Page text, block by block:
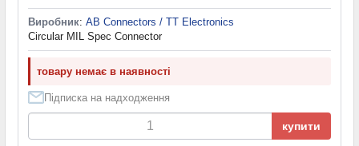
Виробник: AB Connectors / TT Electronics
Circular MIL Spec Connector
товару немає в наявності
Підписка на надходження
купити